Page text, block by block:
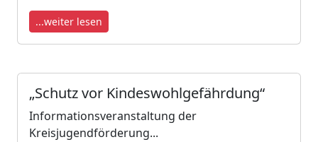
...weiter lesen
„Schutz vor Kindeswohlgefährdung“
Informationsveranstaltung der
Kreisjugendförderung...